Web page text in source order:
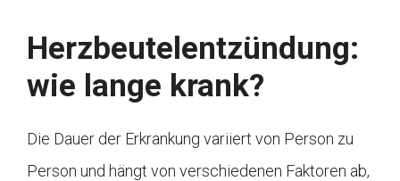
Herzbeutelentzündung:
wie lange krank?
Die Dauer der Erkrankung variiert von Person zu
Person und hängt von verschiedenen Faktoren ab,